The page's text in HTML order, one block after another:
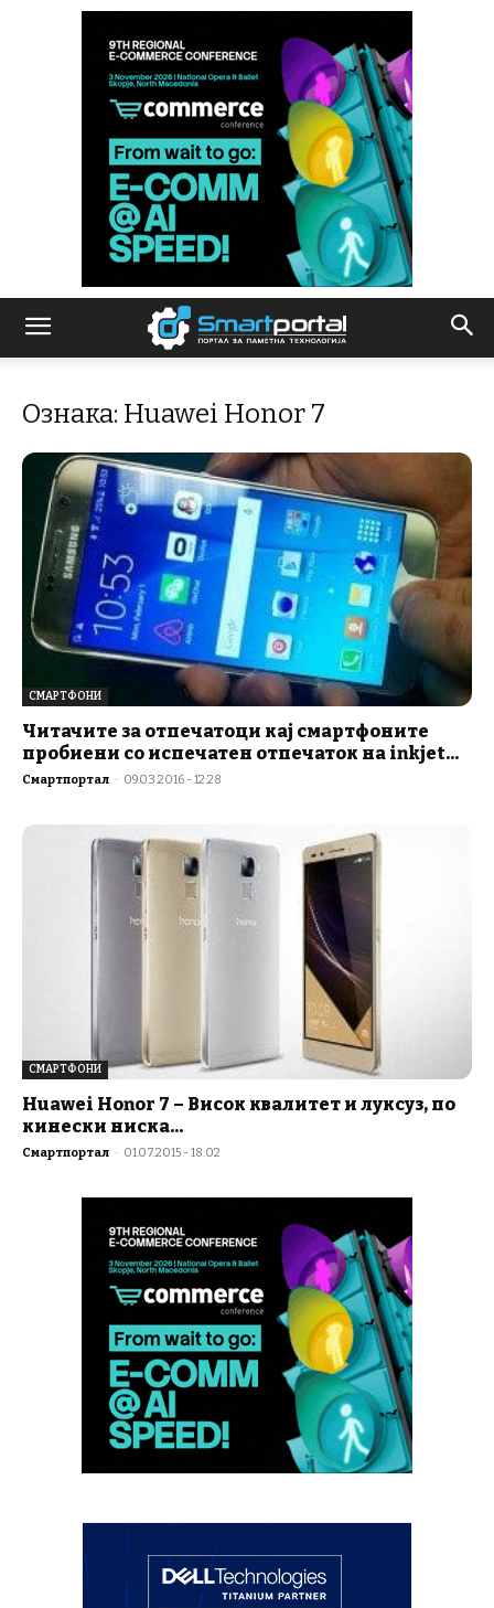
Ознака: Huawei Honor 7
СМАРТФОНИ
Читачите за отпечатоци кај смартфоните
пробиени со испечатен отпечаток на inkjet...
Смартпортал - 09.03.2016 - 12:28
СМАРТФОНИ
Huawei Honor 7 – Висок квалитет и луксуз, по
кинески ниска...
Смартпортал - 01.07.2015 - 18:02